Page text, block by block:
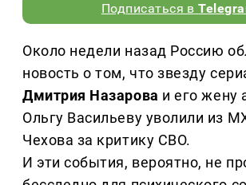
Подписаться в
Около недели назад Россию
новость о том, что звезду
Дмитрия Назарова и его жену
Ольгу Васильеву уволили из
Чехова за критику СВО.
И эти события, вероятно, не